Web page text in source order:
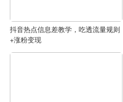
抖音热点信息差教学，吃透流量规则
+涨粉变现